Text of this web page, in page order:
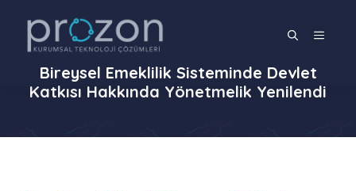
MENÜ
Bireysel Emeklilik Sisteminde Devlet
Katkısı Hakkında Yönetmelik Yenilendi